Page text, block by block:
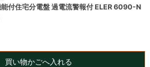
付住宅分電盤 過電流警報付 ELER 6090-N
買い物かごへ入れる